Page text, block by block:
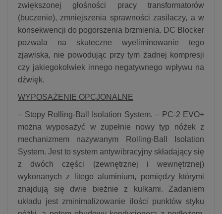
zwiększonej głośności pracy transformatorów
(buczenie), zmniejszenia sprawności zasilaczy, a w
konsekwencji do pogorszenia brzmienia. DC Blocker
pozwala na skuteczne wyeliminowanie tego
zjawiska, nie powodując przy tym żadnej kompresji
czy jakiegokolwiek innego negatywnego wpływu na
dźwięk.
WYPOSAŻENIE OPCJONALNE
– Stopy Rolling-Ball Isolation System. – PC-2 EVO+
można wyposażyć w zupełnie nowy typ nóżek z
mechanizmem nazywanym Rolling-Ball Isolation
System. Jest to system antywibracyjny składający się
z dwóch części (zewnętrznej i wewnętrznej)
wykonanych z litego aluminium, pomiędzy którymi
znajdują się dwie bieżnie z kulkami. Zadaniem
układu jest zminimalizowanie ilości punktów styku